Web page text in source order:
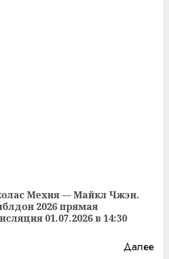
Мехия — Майкл Чжэн.
2026 прямая
01.07.2026 в 14:30
Далее